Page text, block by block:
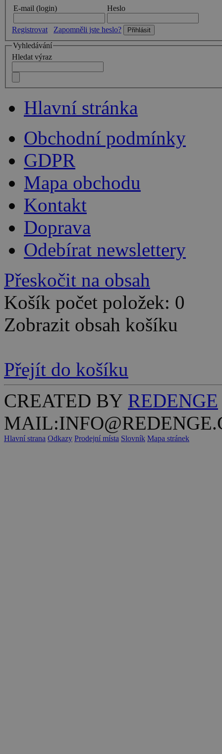
E-mail (login)
Heslo
Registrovat
Zapomněli jste heslo?
Vyhledávání
Hledat výraz
Hlavní stránka
Obchodní podmínky
GDPR
Mapa obchodu
Kontakt
Doprava
Odebírat newslettery
Přeskočit na obsah
Košík počet položek: 0
Zobrazit obsah košíku
Přejít do košíku
CREATED BY REDENGE
Hlavní strana Odkazy Prodejní místa Slovník Mapa stránek